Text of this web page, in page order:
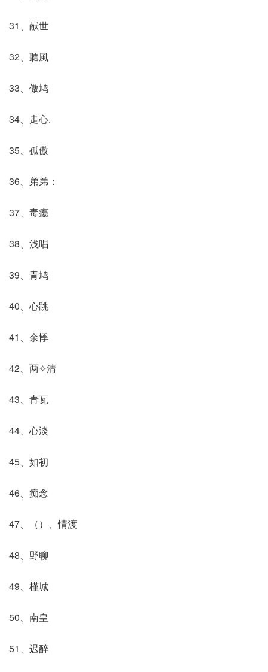
31、献世
32、聽風
33、傲鸠
34、走心.
35、孤傲
36、弟弟：
37、毒瘾
38、浅唱
39、青鸠
40、心跳
41、余悸
42、两✧清
43、青瓦
44、心淡
45、如初
46、痴念
47、（）、情渡
48、野聊
49、槿城
50、南皇
51、迟醉